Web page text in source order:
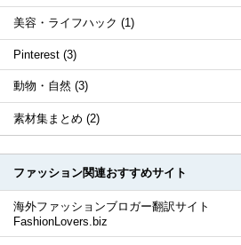
美容・ライフハック (1)
Pinterest (3)
動物・自然 (3)
素材集まとめ (2)
ファッション関連おすすめサイト
海外ファッションブロガー翻訳サイト
FashionLovers.biz